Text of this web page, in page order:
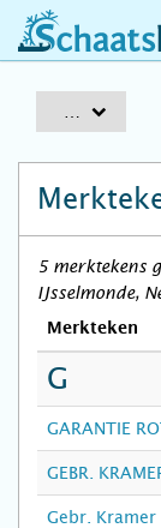
5 merktekens
IJsselmonde,
Merkteken
G
GARANTIE
GEBR.
Gebr. Kramer